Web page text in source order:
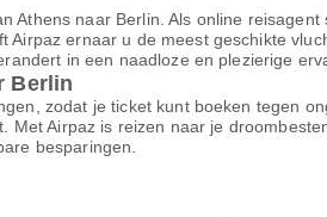
Athens naar Berlin. Als online
ernaar u de meest geschikte
in een naadloze en plezierige
Berlin
zodat je ticket kunt boeken tegen
Airpaz is reizen naar je
besparingen.